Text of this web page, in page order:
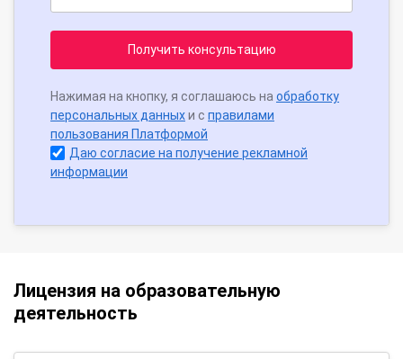
Получить консультацию
Нажимая на кнопку, я соглашаюсь на обработку
персональных данныхи с правилами
пользования Платформой
Даю согласие на получение рекламной
информации
Лицензия на образовательную
деятельность